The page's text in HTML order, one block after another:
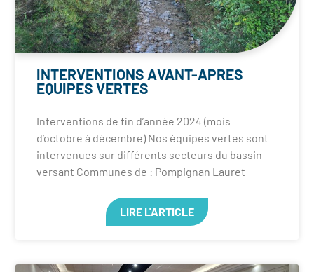
INTERVENTIONS AVANT-APRES
EQUIPES VERTES
Interventions de fin d’année 2024 (mois
d’octobre à décembre) Nos équipes vertes sont
intervenues sur différents secteurs du bassin
versant Communes de : Pompignan Lauret
LIRE L'ARTICLE